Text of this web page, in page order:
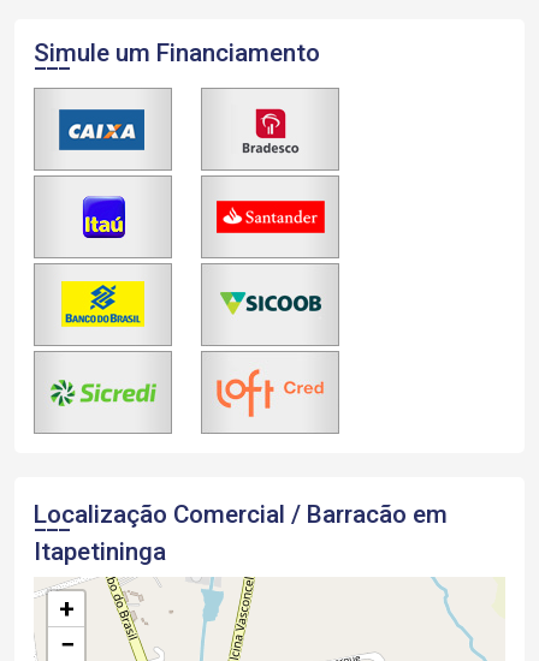
Simule um Financiamento
Localização Comercial / Barracão em
Itapetininga
+
−